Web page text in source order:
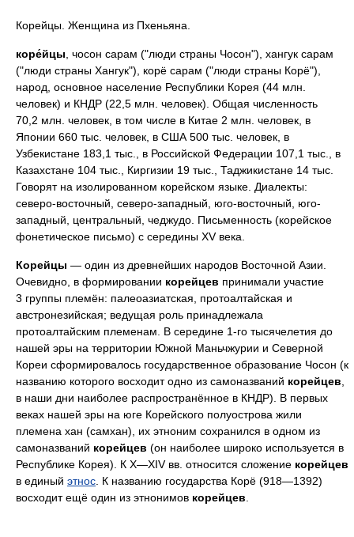
Корейцы. Женщина из Пхеньяна.
коре́йцы , чосон сарам ("люди страны Чосон"), хангук сарам
("люди страны Хангук"), корё сарам ("люди страны Корё"),
народ, основное население Республики Корея (44 млн.
человек) и КНДР (22,5 млн. человек). Общая численность
70,2 млн. человек, в том числе в Китае 2 млн. человек, в
Японии 660 тыс. человек, в США 500 тыс. человек, в
Узбекистане 183,1 тыс., в Российской Федерации 107,1 тыс., в
Казахстане 104 тыс., Киргизии 19 тыс., Таджикистане 14 тыс.
Говорят на изолированном корейском языке. Диалекты:
северо-восточный, северо-западный, юго-восточный, юго-
западный, центральный, чеджудо. Письменность (корейское
фонетическое письмо) с середины XV века.
Корейцы — один из древнейших народов Восточной Азии.
Очевидно, в формировании корейцев принимали участие
3 группы племён: палеоазиатская, протоалтайская и
австронезийская; ведущая роль принадлежала
протоалтайским племенам. В середине 1-го тысячелетия до
нашей эры на территории Южной Маньчжурии и Северной
Кореи сформировалось государственное образование Чосон (к
названию которого восходит одно из самоназваний корейцев
в наши дни наиболее распространённое в КНДР). В первых
веках нашей эры на юге Корейского полуострова жили
племена хан (самхан), их этноним сохранился в одном из
самоназваний корейцев (он наиболее широко используется в
Республике Корея). К X—XIV вв. относится сложение корейцев
в единый этнос . К названию государства Корё (918—1392)
восходит ещё один из этнонимов корейцев